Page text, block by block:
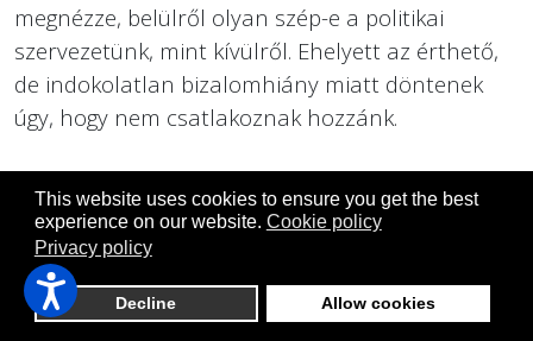
This website uses cookies to ensure you get the best
experience on our website. Cookie policy
Privacy policy
Decline Allow cookies
megnézze, belülről olyan szép-e a politikai
szervezetünk, mint kívülről. Ehelyett az érthető,
de indokolatlan bizalomhiány miatt döntenek
úgy, hogy nem csatlakoznak hozzánk.